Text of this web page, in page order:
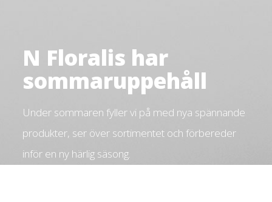
N Floralis har
sommaruppehåll
Under sommaren fyller vi på med nya spännande
produkter, ser över sortimentet och förbereder
inför en ny härlig säsong.